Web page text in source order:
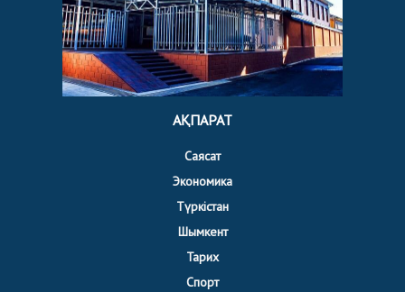
АҚПАРАТ
Саясат
Экономика
Түркістан
Шымкент
Тарих
Спорт